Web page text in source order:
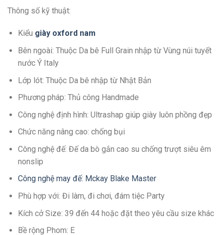
Thông số kỹ thuật:
Kiểu giày oxford nam
Bên ngoài: Thuộc Da bê Full Grain nhập từ Vùng núi tuyết
nước Ý Italy
Lớp lót: Thuộc Da bê nhập từ Nhật Bản
Phương pháp: Thủ công Handmade
Công nghệ định hình: Ultrashap giúp giày luôn phồng đẹp
Chức năng nâng cao: chống bụi
Công nghệ đế: Đế da bò gắn cao su chống trượt siêu êm
nonslip
Công nghệ may đế: Mckay Blake Master
Phù hợp với: Đi làm, đi chơi, đám tiệc Party
Kích cở Size: 39 đến 44 hoặc đặt theo yêu cầu size khác
Bề rộng Phom: E